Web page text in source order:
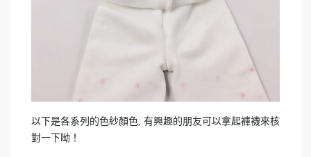
以下是各系列的色紗顏色, 有興趣的朋友可以拿起褲襪來核
對一下呦！